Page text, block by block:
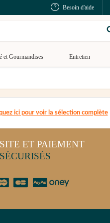
Besoin d'aide
et Gourmandises Entretien
ici pour voir la sélection complète
SITE ET PAIEMENT
SÉCURISÉS